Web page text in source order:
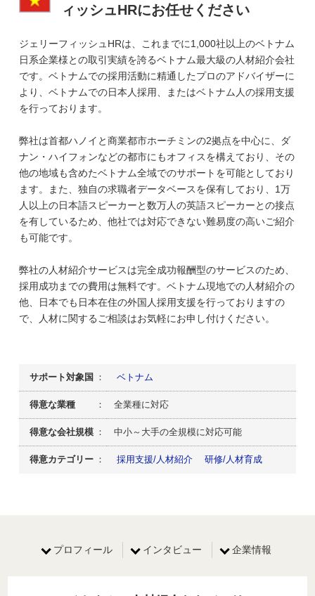
ィッシュHRにお任せください
ジェリーフィッシュHRは、これまでに1,000社以上のベトナム
日系企業様との取引実績を誇るベトナム最大級の人材紹介会社
です。ベトナムでの採用活動に精通したプロのアドバイザーに
より、ベトナムでの日本人採用、またはベトナム人の採用支援
を行っております。
弊社は首都ハノイと商業都市ホーチミンの2拠点を中心に、ダ
ナン・ハイフォンなどの都市にもオフィスを構えており、その
他の地域も含めたベトナム全域でのサポートを可能としており
ます。また、独自の求職者データベースを保有しており、1万
人以上の日本語スピーカーと数万人の英語スピーカーとの接点
を有しているため、他社では対応できない難易度の高いご紹介
も可能です。
弊社の人材紹介サービスは完全成功報酬型のサービスのため、
採用成功までの費用は無料です。ベトナム現地での人材紹介の
他、日本でも日本在住の外国人採用支援を行っておりますの
で、人材に関するご相談はお気軽にお申し付けください。
サポート対象国 ：ベトナム
得意な業種 ： 全業種に対応
得意な会社規模 ： 中小～大手の全規模に対応可能
得意カテゴリー ：採用支援/人材紹介 研修/人材育成
プロフィール インタビュー 企業情報